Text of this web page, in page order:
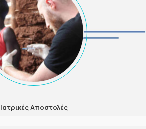
Ιατρικές Αποστολές